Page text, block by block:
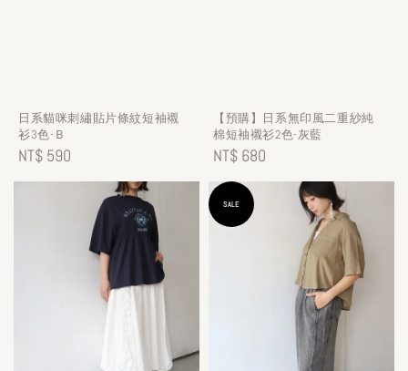
日系貓咪刺繡貼片條紋短袖襯
衫3色-Ｂ
Regular
price
NT$ 590
【預購】日系無印風二重紗純
棉短袖襯衫2色-灰藍
Regular
price
NT$ 680
SALE